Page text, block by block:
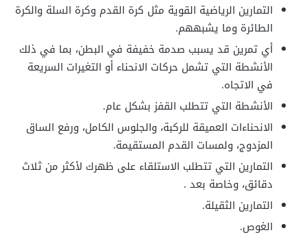
التمارين الرياضية القوية مثل كرة القدم وكرة السلة والكرة
الطائرة وما يشبههم.
أي تمرين قد يسبب صدمة خفيفة في البطن، بما في ذلك
الأنشطة التي تشمل حركات الانحناء أو التغيرات السريعة
في الاتجاه.
الأنشطة التي تتطلب القفز بشكل عام.
الانحناءات العميقة للركبة، والجلوس الكامل، ورفع الساق
المزدوج، ولمسات القدم المستقيمة.
التمارين التي تتطلب الاستلقاء على ظهرك لأكثر من ثلاث
دقائق، وخاصة بعد .
التمارين الثقيلة.
الغوص.